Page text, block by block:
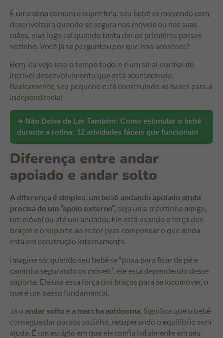
É uma cena comum e super fofa: seu bebê se movendo com
desenvoltura quando se segura nos móveis ou nas suas
mãos, mas logo cai quando tenta dar os primeiros passos
sozinho. Você já se perguntou por que isso acontece?
Bem, eu vejo isso o tempo todo, e é um sinal normal do
incrível desenvolvimento que está acontecendo.
Basicamente, seu pequeno está construindo as bases para a
independência!
➜ Não Deixe de Ler Também: Como estimular o bebê
durante a rotina: 12 atividades fáceis que funcionam
Diferença entre andar
apoiado e andar solto
A diferença é simples: um bebê andando apoiado ainda
precisa de um “apoio externo”, seja uma mãozinha amiga,
um móvel ou até um andador. Ele está usando a força dos
braços e o suporte ao redor para compensar o que ainda
está em construção internamente.
Imagine só: quando seu bebê se “puxa para ficar de pé e
caminha segurando os móveis”, ele está dependendo desse
suporte. Ele usa essa força dos braços para se locomover, o
que é um passo fundamental.
Já o andar solto é a marcha autônoma. Significa que o bebê
consegue dar passos sozinho, recuperando o equilíbrio sem
ajuda. É um estágio em que ele confia totalmente em seu